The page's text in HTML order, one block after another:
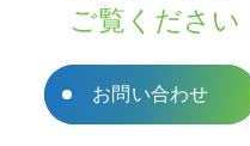
ご覧ください
Yomura の高度な
体験ください。当
お問い合わせ